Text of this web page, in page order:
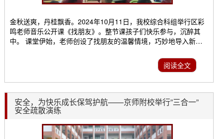
金秋送爽，丹桂飘香。2024年10月11日，我校综合科组举行区彩
鸣老师音乐公开课《找朋友》。整节课孩子们快乐参与，沉醉其
中。 课堂伊始，老师创设了找朋友的温馨情境，巧妙地导入新
纷纷找到了自己的朋友。 区老师利用“节奏九宫格”和“对号入座”小
游戏巩固孩子们的节奏训练，有趣又富有感染力，学生和听课老师
都非常投入。还把自我介绍的仪式和歌曲《找朋友》...
阅读全文
安全，为快乐成长保驾护航——京师附校举行”三合一”
安全疏散演练